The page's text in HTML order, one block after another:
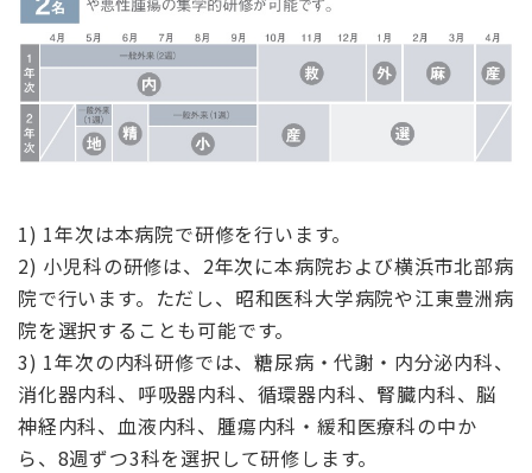
1) 1年次は本病院で研修を行います。
2) 小児科の研修は、2年次に本病院および横浜市北部病
院で行います。ただし、昭和医科大学病院や江東豊洲病
院を選択することも可能です。
3) 1年次の内科研修では、糖尿病・代謝・内分泌内科、
消化器内科、呼吸器内科、循環器内科、腎臓内科、脳
神経内科、血液内科、腫瘍内科・緩和医療科の中か
ら、8週ずつ3科を選択して研修します。